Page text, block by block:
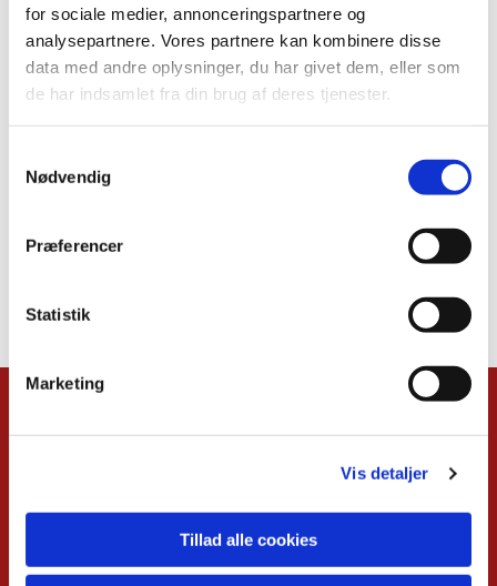
for sociale medier, annonceringspartnere og
analysepartnere. Vores partnere kan kombinere disse
data med andre oplysninger, du har givet dem, eller som
de har indsamlet fra din brug af deres tjenester.
Nødvendig
Præferencer
Statistik
Marketing
Vis detaljer
Tillad alle cookies
Babysalmesang
Konfirmand-café